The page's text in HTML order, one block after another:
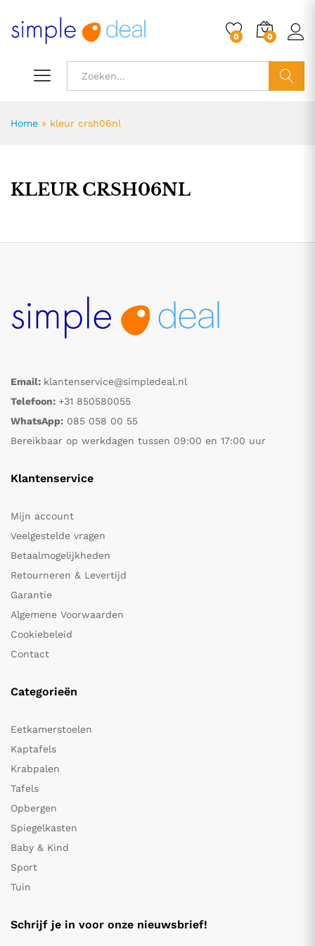
0 0
Home » kleur crsh06nl
KLEUR CRSH06NL
Email: klantenservice@simpledeal.nl
Telefoon: +31 850580055
WhatsApp: 085 058 00 55
Bereikbaar op werkdagen tussen 09:00 en 17:00 uur
Klantenservice
Mijn account
Veelgestelde vragen
Betaalmogelijkheden
Retourneren & Levertijd
Garantie
Algemene Voorwaarden
Cookiebeleid
Contact
Categorieën
Eetkamerstoelen
Kaptafels
Krabpalen
Tafels
Opbergen
Spiegelkasten
Baby & Kind
Sport
Tuin
Schrijf je in voor onze nieuwsbrief!